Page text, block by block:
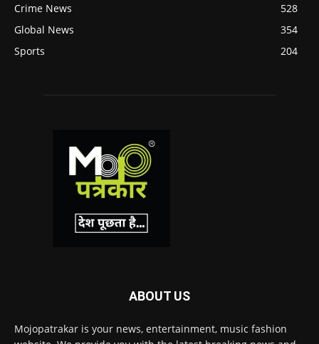
Crime News
528
Global News
354
Sports
204
ABOUT US
Mojopatrakar is your news, entertainment, music fashion